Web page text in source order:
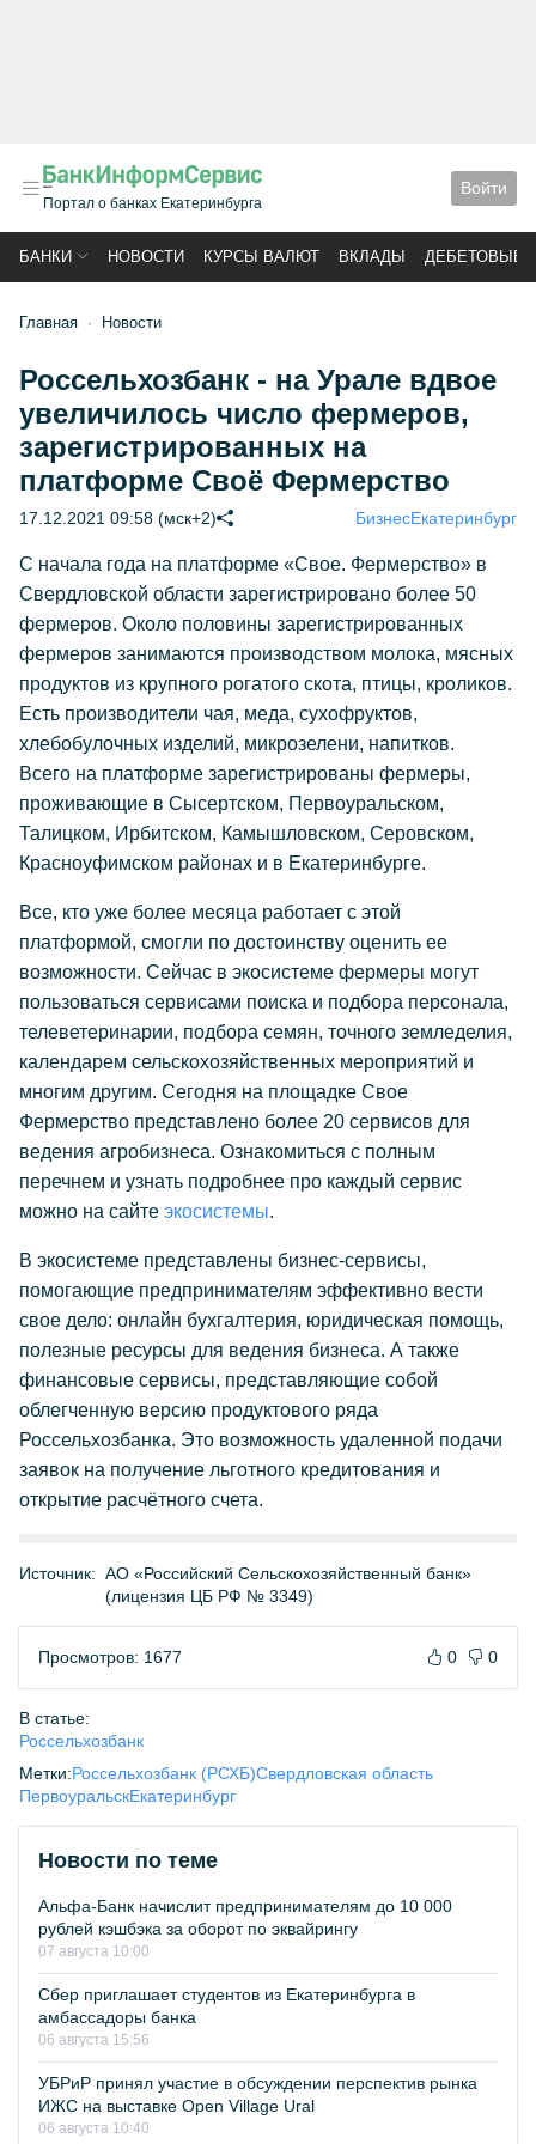
Портал о банках Екатеринбурга
Войти
БАНКИ НОВОСТИ КУРСЫ ВАЛЮТ ВКЛАДЫ ДЕБЕТОВЫЕ
Главная Новости
Россельхозбанк - на Урале вдвое
увеличилось число фермеров,
зарегистрированных на
платформе Своё Фермерство
17.12.2021 09:58 (мск+2) БизнесЕкатеринбург
С начала года на платформе «Свое. Фермерство» в
Свердловской области зарегистрировано более 50
фермеров. Около половины зарегистрированных
фермеров занимаются производством молока, мясных
продуктов из крупного рогатого скота, птицы, кроликов.
Есть производители чая, меда, сухофруктов,
хлебобулочных изделий, микрозелени, напитков.
Всего на платформе зарегистрированы фермеры,
проживающие в Сысертском, Первоуральском,
Талицком, Ирбитском, Камышловском, Серовском,
Красноуфимском районах и в Екатеринбурге.
Все, кто уже более месяца работает с этой
платформой, смогли по достоинству оценить ее
возможности. Сейчас в экосистеме фермеры могут
пользоваться сервисами поиска и подбора персонала,
телеветеринарии, подбора семян, точного земледелия,
календарем сельскохозяйственных мероприятий и
многим другим. Сегодня на площадке Свое
Фермерство представлено более 20 сервисов для
ведения агробизнеса. Ознакомиться с полным
перечнем и узнать подробнее про каждый сервис
можно на сайте экосистемы.
В экосистеме представлены бизнес-сервисы,
помогающие предпринимателям эффективно вести
свое дело: онлайн бухгалтерия, юридическая помощь,
полезные ресурсы для ведения бизнеса. А также
финансовые сервисы, представляющие собой
облегченную версию продуктового ряда
Россельхозбанка. Это возможность удаленной подачи
заявок на получение льготного кредитования и
открытие расчётного счета.
Источник: АО «Российский Сельскохозяйственный банк»
(лицензия ЦБ РФ № 3349)
Просмотров: 1677 0 0
В статье:
Россельхозбанк
Метки:Россельхозбанк (РСХБ)Свердловская область
ПервоуральскЕкатеринбург
Новости по теме
Альфа-Банк начислит предпринимателям до 10 000
рублей кэшбэка за оборот по эквайрингу
07 августа 10:00
Сбер приглашает студентов из Екатеринбурга в
амбассадоры банка
06 августа 15:56
УБРиР принял участие в обсуждении перспектив рынка
ИЖС на выставке Open Village Ural
06 августа 10:40